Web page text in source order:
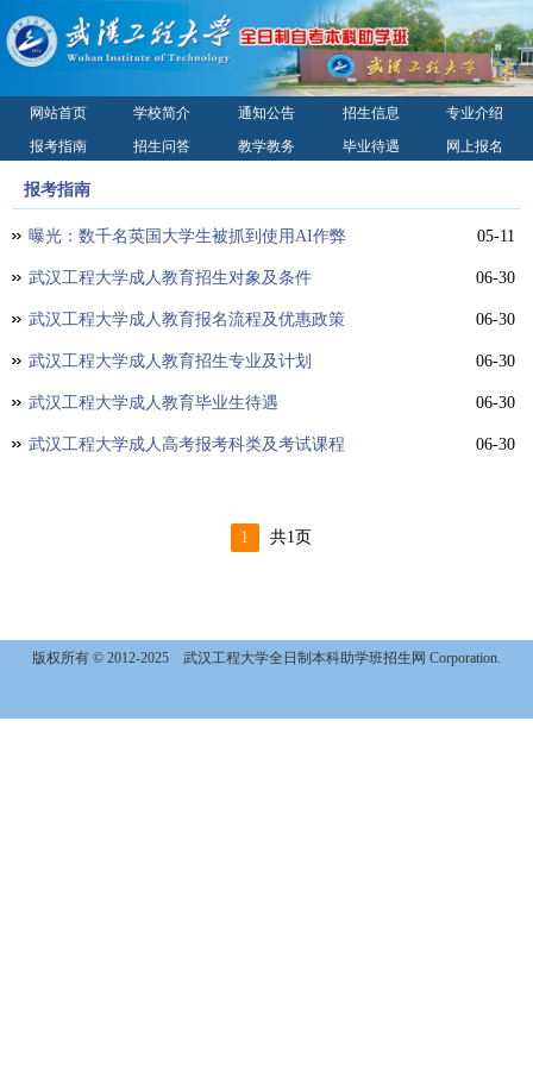
网站首页 学校简介 通知公告 招生信息
专业介绍
报考指南
招生问答 教学教务 毕业待遇
网上报名
录取查询
报考指南
05-11
曝光：数千名英国大学生被抓到使用AI作弊
06-30
武汉工程大学成人教育招生对象及条件
06-30
武汉工程大学成人教育报名流程及优惠政策
06-30
武汉工程大学成人教育招生专业及计划
06-30
武汉工程大学成人教育毕业生待遇
06-30
武汉工程大学成人高考报考科类及考试课程
1 共1页
版权所有 © 2012-2025 武汉工程大学全日制本科助学班招生网 Corporation.